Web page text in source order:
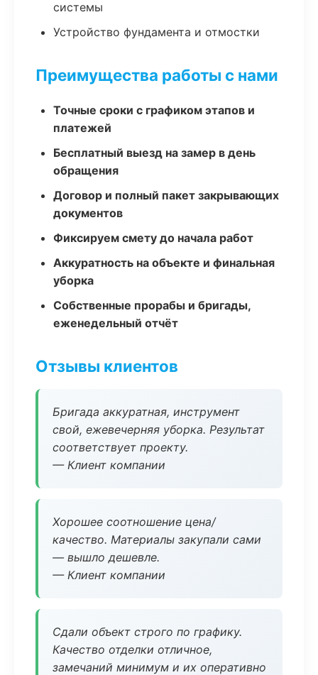
системы
Устройство фундамента и отмостки
Преимущества работы с нами
Точные сроки с графиком этапов и
платежей
Бесплатный выезд на замер в день
обращения
Договор и полный пакет закрывающих
документов
Фиксируем смету до начала работ
Аккуратность на объекте и финальная
уборка
Собственные прорабы и бригады,
еженедельный отчёт
Отзывы клиентов
Бригада аккуратная, инструмент
свой, ежевечерняя уборка. Результат
соответствует проекту.
— Клиент компании
Хорошее соотношение цена/
качество. Материалы закупали сами
— вышло дешевле.
— Клиент компании
Сдали объект строго по графику.
Качество отделки отличное,
замечаний минимум и их оперативно